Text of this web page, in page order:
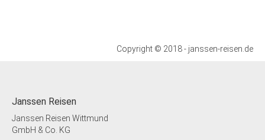
Copyright © 2018 - janssen-reisen.de
Janssen Reisen
Janssen Reisen Wittmund
GmbH & Co. KG